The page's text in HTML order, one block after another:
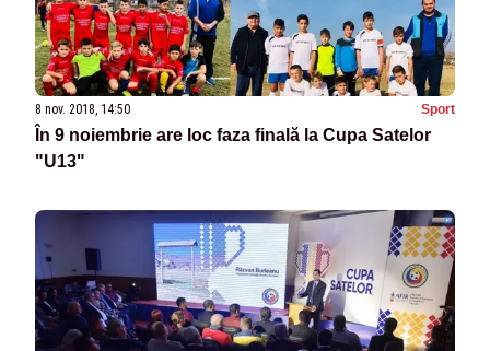
8 nov. 2018, 14:50 Sport
În 9 noiembrie are loc faza finală la Cupa Satelor
"U13"